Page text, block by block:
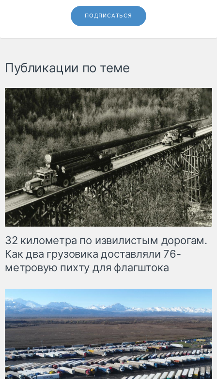
ПОДПИСАТЬСЯ
Публикации по теме
32 километра по извилистым дорогам.
Как два грузовика доставляли 76-
метровую пихту для флагштока